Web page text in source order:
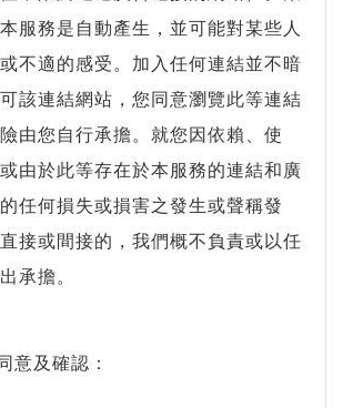
服務是自動產生，並可能對某些人
不適的感受。加入任何連結並不暗
該連結網站，您同意瀏覽此等連結
由您自行承擔。就您因依賴、使
由於此等存在於本服務的連結和廣
任何損失或損害之發生或聲稱發
接或間接的，我們概不負責或以任
承擔。
意及確認：